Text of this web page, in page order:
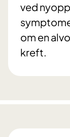
ved
om en
kreft.